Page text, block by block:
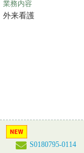
業務内容
外来看護
S0180795-0114